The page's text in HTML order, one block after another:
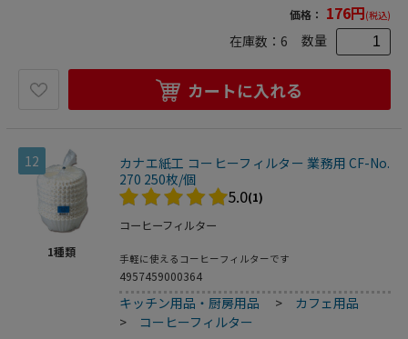
価格： 176円(税込)
在庫数： 6 数量
カートに入れる
12
1種類
カナエ紙工 コーヒーフィルター 業務用 CF-No.
270 250枚/個
5.0(1)
コーヒーフィルター
手軽に使えるコーヒーフィルターです
4957459000364
キッチン用品・厨房用品 > カフェ用品
> コーヒーフィルター